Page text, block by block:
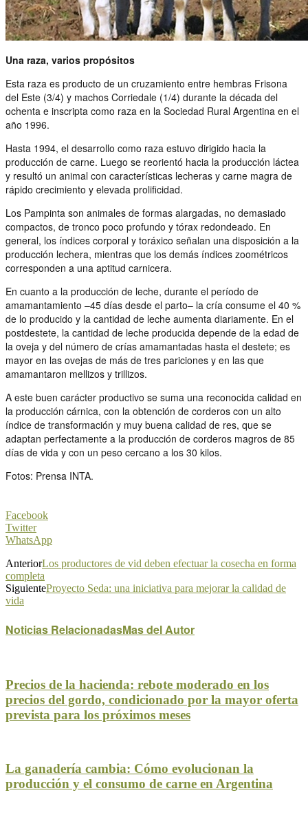
Una raza, varios propósitos
Esta raza es producto de un cruzamiento entre hembras Frisona
del Este (3/4) y machos Corriedale (1/4) durante la década del
ochenta e inscripta como raza en la Sociedad Rural Argentina en el
año 1996.
Hasta 1994, el desarrollo como raza estuvo dirigido hacia la
producción de carne. Luego se reorientó hacia la producción láctea
y resultó un animal con características lecheras y carne magra de
rápido crecimiento y elevada prolificidad.
Los Pampinta son animales de formas alargadas, no demasiado
compactos, de tronco poco profundo y tórax redondeado. En
general, los índices corporal y toráxico señalan una disposición a la
producción lechera, mientras que los demás índices zoométricos
corresponden a una aptitud carnicera.
En cuanto a la producción de leche, durante el período de
amamantamiento –45 días desde el parto– la cría consume el 40 %
de lo producido y la cantidad de leche aumenta diariamente. En el
postdestete, la cantidad de leche producida depende de la edad de
la oveja y del número de crías amamantadas hasta el destete; es
mayor en las ovejas de más de tres pariciones y en las que
amamantaron mellizos y trillizos.
A este buen carácter productivo se suma una reconocida calidad en
la producción cárnica, con la obtención de corderos con un alto
índice de transformación y muy buena calidad de res, que se
adaptan perfectamente a la producción de corderos magros de 85
días de vida y con un peso cercano a los 30 kilos.
Fotos: Prensa INTA.
Facebook
Twitter
WhatsApp
AnteriorLos productores de vid deben efectuar la cosecha en forma
completa
SiguienteProyecto Seda: una iniciativa para mejorar la calidad de
vida
Noticias RelacionadasMas del Autor
Precios de la hacienda: rebote moderado en los
precios del gordo, condicionado por la mayor oferta
prevista para los próximos meses
La ganadería cambia: Cómo evolucionan la
producción y el consumo de carne en Argentina